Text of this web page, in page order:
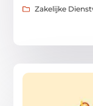
Zakelijke